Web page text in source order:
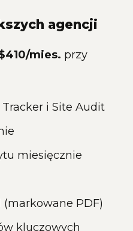
agencji
mies. przy
i Site Audit
miesięcznie
PDF)
kluczowych